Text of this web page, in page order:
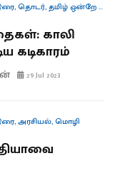
,தொடர்,தமிழ் ஒன்றே போதும்
காலி
கடிகாரம்
29 Jul 2023
,அரசியல்,மொழி